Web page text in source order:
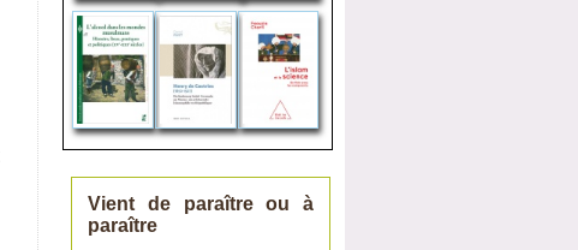
Vient de paraître ou à
paraître